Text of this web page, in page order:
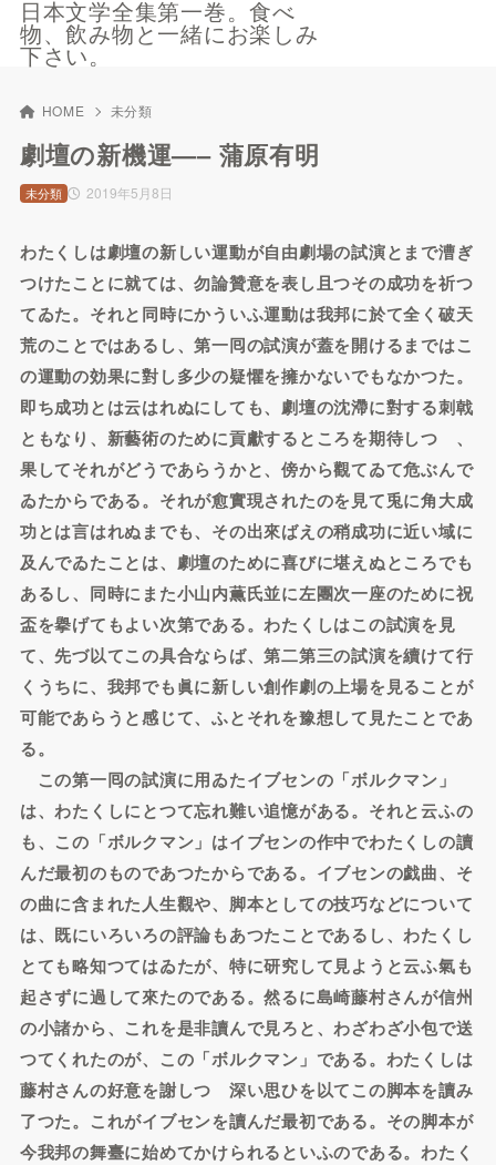
日本文学全集第一巻。食べ
物、飲み物と一緒にお楽しみ
下さい。
HOME 未分類
劇壇の新機運—– 蒲原有明
2019年5月8日
未分類
わたくしは劇壇の新しい運動が自由劇場の試演とまで漕ぎ
つけたことに就ては、勿論贊意を表し且つその成功を祈つ
てゐた。それと同時にかういふ運動は我邦に於て全く破天
荒のことではあるし、第一囘の試演が蓋を開けるまではこ
の運動の効果に對し多少の疑懼を擁かないでもなかつた。
即ち成功とは云はれぬにしても、劇壇の沈滯に對する刺戟
ともなり、新藝術のために貢獻するところを期待しつゝ、
果してそれがどうであらうかと、傍から觀てゐて危ぶんで
ゐたからである。それが愈實現されたのを見て兎に角大成
功とは言はれぬまでも、その出來ばえの稍成功に近い域に
及んでゐたことは、劇壇のために喜びに堪えぬところでも
あるし、同時にまた小山内薫氏並に左團次一座のために祝
盃を擧げてもよい次第である。わたくしはこの試演を見
て、先づ以てこの具合ならば、第二第三の試演を續けて行
くうちに、我邦でも眞に新しい創作劇の上場を見ることが
可能であらうと感じて、ふとそれを豫想して見たことであ
る。
この第一囘の試演に用ゐたイブセンの「ボルクマン」
は、わたくしにとつて忘れ難い追憶がある。それと云ふの
も、この「ボルクマン」はイブセンの作中でわたくしの讀
んだ最初のものであつたからである。イブセンの戯曲、そ
の曲に含まれた人生觀や、脚本としての技巧などについて
は、既にいろいろの評論もあつたことであるし、わたくし
とても略知つてはゐたが、特に研究して見ようと云ふ氣も
起さずに過して來たのである。然るに島崎藤村さんが信州
の小諸から、これを是非讀んで見ろと、わざわざ小包で送
つてくれたのが、この「ボルクマン」である。わたくしは
藤村さんの好意を謝しつゝ深い思ひを以てこの脚本を讀み
了つた。これがイブセンを讀んだ最初である。その脚本が
今我邦の舞臺に始めてかけられるといふのである。わたく